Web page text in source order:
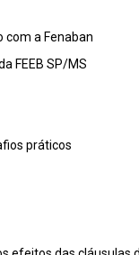
com a Fenaban
FEEB SP/MS
práticos